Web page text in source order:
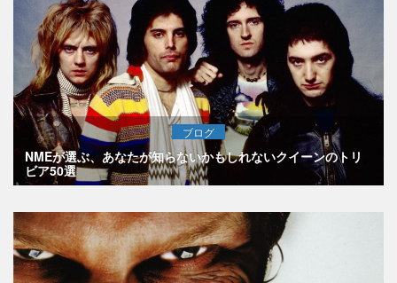
ブログ
NMEが選ぶ、あなたが知らないかもしれないクイーンのトリ
ビア50選